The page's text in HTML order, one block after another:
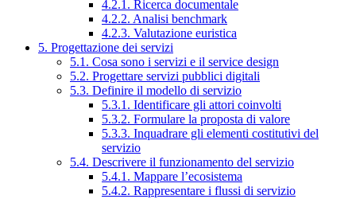
4.2.1. Ricerca documentale
4.2.2. Analisi benchmark
4.2.3. Valutazione euristica
5. Progettazione dei servizi
5.1. Cosa sono i servizi e il service design
5.2. Progettare servizi pubblici digitali
5.3. Definire il modello di servizio
5.3.1. Identificare gli attori coinvolti
5.3.2. Formulare la proposta di valore
5.3.3. Inquadrare gli elementi costitutivi del
servizio
5.4. Descrivere il funzionamento del servizio
5.4.1. Mappare l’ecosistema
5.4.2. Rappresentare i flussi di servizio